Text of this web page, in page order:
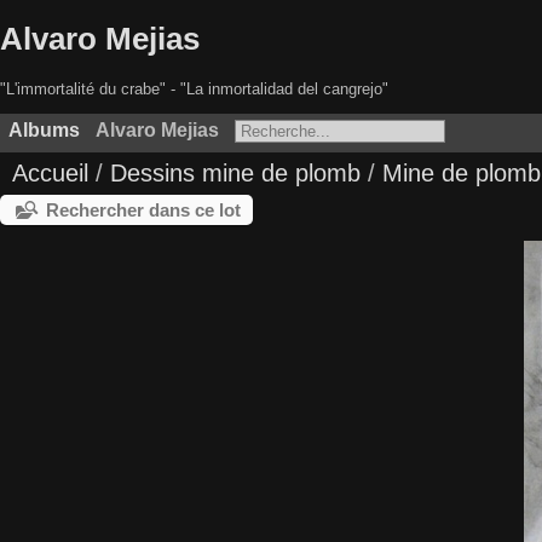
Alvaro Mejias
"L'immortalité du crabe" - "La inmortalidad del cangrejo"
Albums Alvaro Mejias
Accueil / Dessins mine de plomb / Mine de plomb
Rechercher dans ce lot